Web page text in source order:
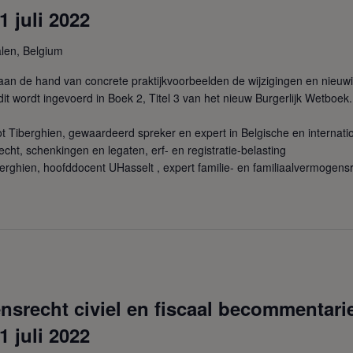
juli 2022
Belgium
de hand van concrete praktijkvoorbeelden de wijzigingen en
wordt ingevoerd in Boek 2, Titel 3 van het nieuw Burgerlijk Wetboek.
Tiberghien, gewaardeerd spreker en expert in Belgische en
schenkingen en legaten, erf- en registratie-belasting
hoofddocent UHasselt , expert familie- en
civiel en fiscaal
juli 2022